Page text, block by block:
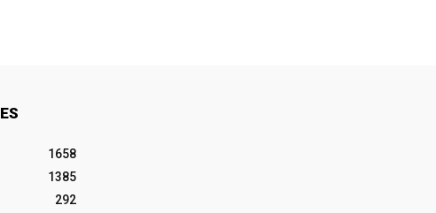
1658
1385
292